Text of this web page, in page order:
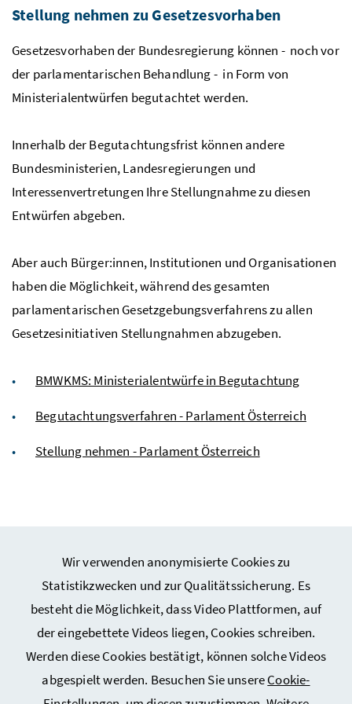
Wir verwenden anonymisierte Cookies zu
Statistikzwecken und zur Qualitätssicherung. Es
besteht die Möglichkeit, dass Video Plattformen, auf
der eingebettete Videos liegen, Cookies schreiben.
Werden diese Cookies bestätigt, können solche Videos
abgespielt werden. Besuchen Sie unsereCookie-
Stellung nehmen zu Gesetzesvorhaben
Gesetzesvorhaben der Bundesregierung können - noch vor
der parlamentarischen Behandlung - in Form von
Ministerialentwürfen begutachtet werden.
Innerhalb der Begutachtungsfrist können andere
Bundesministerien, Landesregierungen und
Interessenvertretungen Ihre Stellungnahme zu diesen
Entwürfen abgeben.
Aber auch Bürger:innen, Institutionen und Organisationen
haben die Möglichkeit, während des gesamten
parlamentarischen Gesetzgebungsverfahrens zu allen
Gesetzesinitiativen Stellungnahmen abzugeben.
BMWKMS: Ministerial­entwürfe in Begutachtung
Begutachtungsverfahren - Parlament Österreich
Stellung nehmen - Parlament Österreich
Webseiten Kunst und Kultur
Webseiten Sport
Service